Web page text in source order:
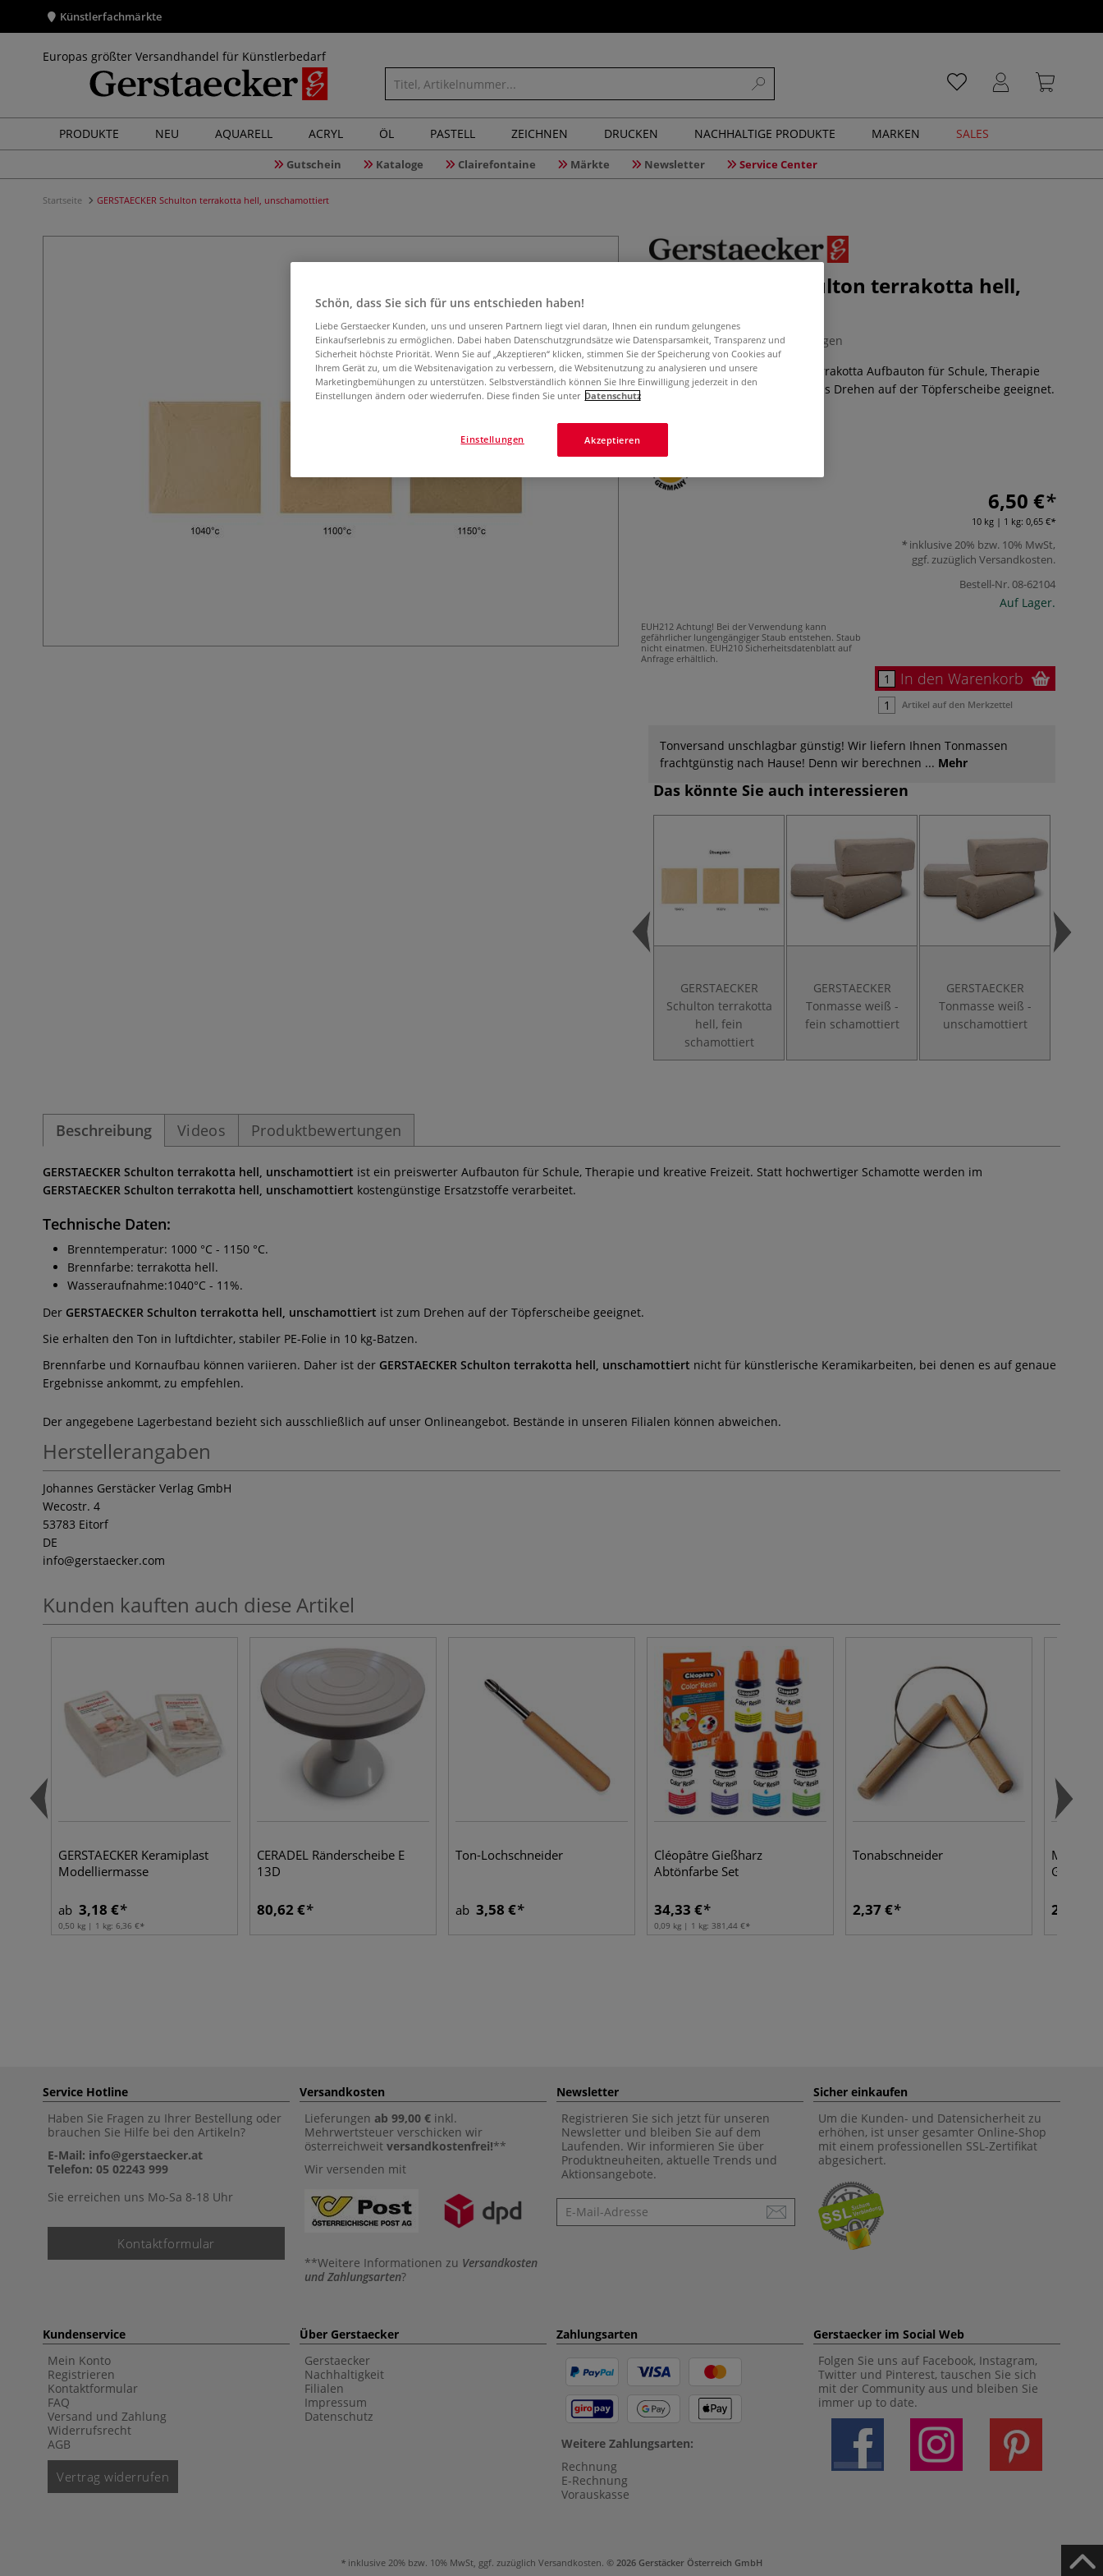
Künstlerfachmärkte
Europas größter Versandhandel für Künstlerbedarf
PRODUKTE NEU AQUARELL ACRYL ÖL PASTELL ZEICHNEN DRUCKEN NACHHALTIGE PRODUKTE MARKEN SALES
Gutschein Kataloge Clairefontaine Märkte Newsletter Service Center
Startseite GERSTAECKER Schulton terrakotta hell, unschamottiert
GERSTAECKER Schulton terrakotta hell,
0 Bewertungen
Preiswerter, unschamottierter terrakotta Aufbauton für Schule, Therapie
und kreative Freizeit. Auch für das Drehen auf der Töpferscheibe geeignet.
6,50 €
10 kg | 1 kg: 0,65 €
inklusive 20% bzw. 10% MwSt,
ggf. zuzüglich Versandkosten.
Bestell-Nr.08-62104
Auf Lager.
EUH212 Achtung! Bei der Verwendung kann
gefährlicher lungengängiger Staub entstehen. Staub
nicht einatmen. EUH210 Sicherheitsdatenblatt auf
Anfrage erhältlich.
In den Warenkorb
Artikel auf den Merkzettel
Tonversand unschlagbar günstig! Wir liefern Ihnen Tonmassen
frachtgünstig nach Hause! Denn wir berechnen ... Mehr
Das könnte Sie auch interessieren
GERSTAECKER
Schulton terrakotta
hell, fein
schamottiert
GERSTAECKER
Tonmasse weiß -
fein schamottiert
GERSTAECKER
Tonmasse weiß -
unschamottiert
Beschreibung Videos Produktbewertungen
GERSTAECKER Schulton terrakotta hell, unschamottiert ist ein preiswerter Aufbauton für Schule, Therapie und kreative Freizeit. Statt hochwertiger Schamotte werden im
GERSTAECKER Schulton terrakotta hell, unschamottiert kostengünstige Ersatzstoffe verarbeitet.
Technische Daten:
Brenntemperatur: 1000 °C - 1150 °C.
Brennfarbe: terrakotta hell.
Wasseraufnahme:1040°C - 11%.
Der GERSTAECKER Schulton terrakotta hell, unschamottiert ist zum Drehen auf der Töpferscheibe geeignet.
Sie erhalten den Ton in luftdichter, stabiler PE-Folie in 10 kg-Batzen.
Brennfarbe und Kornaufbau können variieren. Daher ist der GERSTAECKER Schulton terrakotta hell, unschamottiert nicht für künstlerische Keramikarbeiten, bei denen es auf genaue
Ergebnisse ankommt, zu empfehlen.
Der angegebene Lagerbestand bezieht sich ausschließlich auf unser Onlineangebot. Bestände in unseren Filialen können abweichen.
Herstellerangaben
Johannes Gerstäcker Verlag GmbH
Wecostr. 4
53783 Eitorf
DE
info@gerstaecker.com
Kunden kauften auch diese Artikel
GERSTAECKER Keramiplast
Modelliermasse
ab 3,18 €
0,50 kg | 1 kg: 6,36 €
CERADEL Ränderscheibe E
13D
80,62 €
Ton-Lochschneider
ab 3,58 €
Cléopâtre Gießharz
Abtönfarbe Set
34,33 €
0,09 kg | 1 kg: 381,44 €
Tonabschneider
2,37 €
Glas
23,70 €
Service Hotline
Haben Sie Fragen zu Ihrer Bestellung oder
brauchen Sie Hilfe bei den Artikeln?
E-Mail: info@gerstaecker.at
Telefon: 05 02243 999
Sie erreichen uns Mo-Sa 8-18 Uhr
Kontaktformular
Versandkosten
Lieferungen ab 99,00 € inkl.
Mehrwertsteuer verschicken wir
österreichweit versandkostenfrei!**
Wir versenden mit
**Weitere Informationen zu Versandkosten
und Zahlungsarten?
Newsletter
Registrieren Sie sich jetzt für unseren
Newsletter und bleiben Sie auf dem
Laufenden. Wir informieren Sie über
Produktneuheiten, aktuelle Trends und
Aktionsangebote.
Newsletter
Sicher einkaufen
Um die Kunden- und Datensicherheit zu
erhöhen, ist unser gesamter Online-Shop
mit einem professionellen SSL-Zertifikat
abgesichert.
Kundenservice
Mein Konto
Registrieren
Kontaktformular
FAQ
Versand und Zahlung
Widerrufsrecht
AGB
Vertrag widerrufen
Über Gerstaecker
Gerstaecker
Nachhaltigkeit
Filialen
Impressum
Datenschutz
Zahlungsarten
Weitere Zahlungsarten:
Rechnung
E-Rechnung
Vorauskasse
Gerstaecker im Social Web
Folgen Sie uns auf Facebook, Instagram,
Twitter und Pinterest, tauschen Sie sich
mit der Community aus und bleiben Sie
immer up to date.
inklusive 20% bzw. 10% MwSt, ggf. zuzüglich Versandkosten. © 2026 Gerstäcker Österreich GmbH
Schön, dass Sie sich für uns entschieden haben!
Liebe Gerstaecker Kunden, uns und unseren Partnern liegt viel daran, Ihnen ein rundum gelungenes
Einkaufserlebnis zu ermöglichen. Dabei haben Datenschutzgrundsätze wie Datensparsamkeit, Transparenz und
Sicherheit höchste Priorität. Wenn Sie auf „Akzeptieren“ klicken, stimmen Sie der Speicherung von Cookies auf
Ihrem Gerät zu, um die Websitenavigation zu verbessern, die Websitenutzung zu analysieren und unsere
Marketingbemühungen zu unterstützen. Selbstverständlich können Sie Ihre Einwilligung jederzeit in den
Einstellungen ändern oder wiederrufen. Diese finden Sie unter Datenschutz
Akzeptieren
Einstellungen